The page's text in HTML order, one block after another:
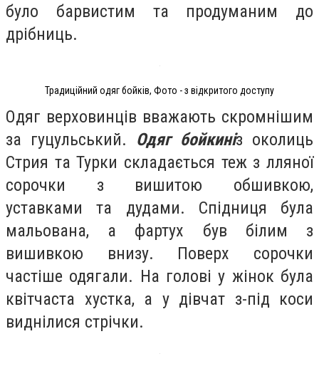
було барвистим та продуманим до
дрібниць.
Традиційний одяг бойків, Фото - з відкритого доступу
Одяг верховинців вважають скромнішим
за гуцульський. Одяг бойкиніз околиць
Стрия та Турки складається теж з лляної
сорочки з вишитою обшивкою,
уставками та дудами. Спідниця була
мальована, а фартух був білим з
вишивкою внизу. Поверх сорочки
частіше одягали. На голові у жінок була
квітчаста хустка, а у дівчат з-під коси
виднілися стрічки.